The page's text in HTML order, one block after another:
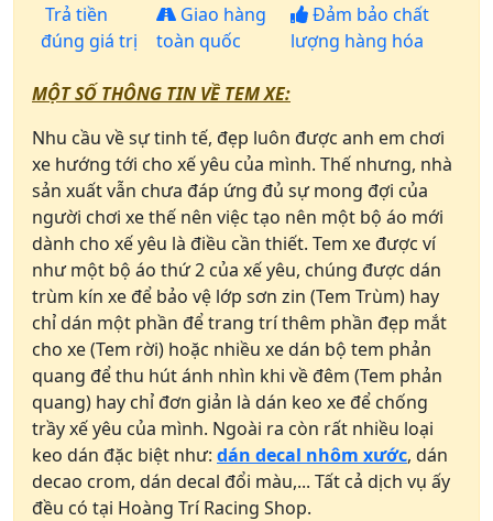
Trả tiền
đúng giá trị
Giao hàng
toàn quốc
Đảm bảo chất
lượng hàng hóa
MỘT SỐ THÔNG TIN VỀ TEM XE:
Nhu cầu về sự tinh tế, đẹp luôn được anh em chơi
xe hướng tới cho xế yêu của mình. Thế nhưng, nhà
sản xuất vẫn chưa đáp ứng đủ sự mong đợi của
người chơi xe thế nên việc tạo nên một bộ áo mới
dành cho xế yêu là điều cần thiết. Tem xe được ví
như một bộ áo thứ 2 của xế yêu, chúng được dán
trùm kín xe để bảo vệ lớp sơn zin (Tem Trùm) hay
chỉ dán một phần để trang trí thêm phần đẹp mắt
cho xe (Tem rời) hoặc nhiều xe dán bộ tem phản
quang để thu hút ánh nhìn khi về đêm (Tem phản
quang) hay chỉ đơn giản là dán keo xe để chống
trầy xế yêu của mình. Ngoài ra còn rất nhiều loại
keo dán đặc biệt như: dán decal nhôm xước, dán
decao crom, dán decal đổi màu,... Tất cả dịch vụ ấy
đều có tại Hoàng Trí Racing Shop.